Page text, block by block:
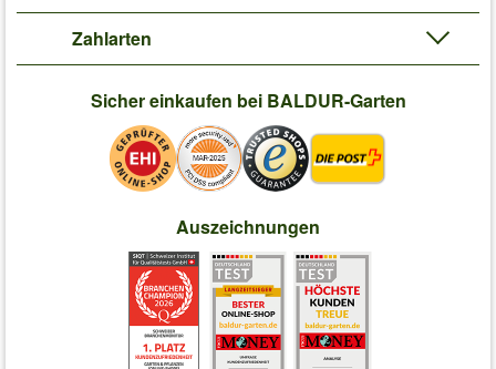
Zahlarten
Sicher einkaufen bei BALDUR-Garten
Auszeichnungen